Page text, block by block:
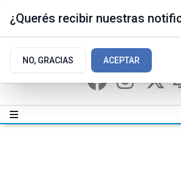
¿Querés recibir nuestras
NO, GRACIAS ACEPTAR